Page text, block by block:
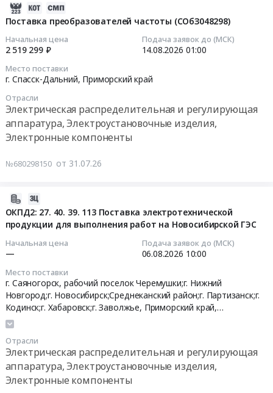
Поставка преобразователей частоты (СОбЗ048298)
Начальная цена
2 519 299 ₽
Подача заявок до (МСК)
14.08.2026 01:00
Место поставки
г. Спасск-Дальний, Приморский край
Отрасли
Электрическая распределительная и регулирующая
аппаратура, Электроустановочные изделия,
Электронные компоненты
№680298150 от 31.07.26
ОКПД2: 27. 40. 39. 113 Поставка электротехнической
продукции для выполнения работ на Новосибирской ГЭС
Начальная цена
—
Подача заявок до (МСК)
06.08.2026 10:00
Место поставки
г. Саяногорск, рабочий поселок Черемушки;г. Нижний
Новгород;г. Новосибирск;Среднеканский район;г. Партизанск;г.
Кодинск;г. Хабаровск;г. Заволжье, Приморский край,
Хабаровский край
Отрасли
Электрическая распределительная и регулирующая
аппаратура, Электроустановочные изделия,
Электронные компоненты